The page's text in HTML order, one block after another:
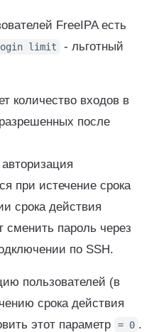
FreeIPA есть
limit
- льготный
количество входов в
после
при истечение срока
срока действия
сменить пароль через
по SSH.
пользователей (в
срока действия
этот параметр
= 0 .